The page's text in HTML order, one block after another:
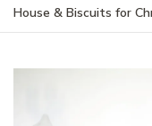
House & Biscuits for